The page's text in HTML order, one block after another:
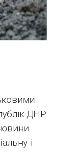
ДНР
і